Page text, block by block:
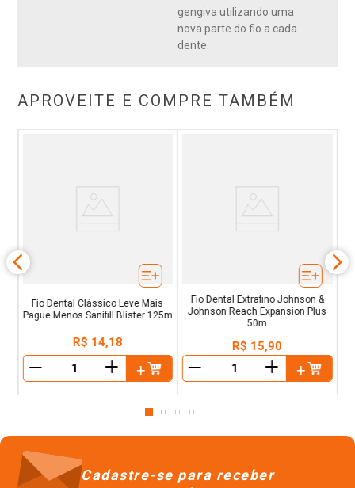
gengiva utilizando uma
nova parte do fio a cada
dente.
APROVEITE E COMPRE TAMBÉM
Fio Dental Clássico Leve Mais
Pague Menos Sanifill Blister 125m
R$ 14,18
＋
Fio Dental Extrafino Johnson &
Johnson Reach Expansion Plus
50m
R$ 15,90
＋
Cadastre-se para receber